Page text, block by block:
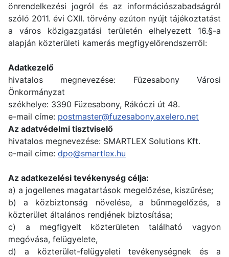
önrendelkezési jogról és az információszabadságról
szóló 2011. évi CXII. törvény ezúton nyújt tájékoztatást
a város közigazgatási területén elhelyezett 16.§-a
alapján közterületi kamerás megfigyelőrendszerről:
Adatkezelő
hivatalos megnevezése: Füzesabony Városi
Önkormányzat
székhelye: 3390 Füzesabony, Rákóczi út 48.
e-mail címe: postmaster@fuzesabony.axelero.net
Az adatvédelmi tisztviselő
hivatalos megnevezése: SMARTLEX Solutions Kft.
e-mail címe: dpo@smartlex.hu
Az adatkezelési tevékenység célja:
a) a jogellenes magatartások megelőzése, kiszűrése;
b) a közbiztonság növelése, a bűnmegelőzés, a
közterület általános rendjének biztosítása;
c) a megfigyelt közterületen található vagyon
megóvása, felügyelete,
d) a közterület-felügyeleti tevékenységnek és a